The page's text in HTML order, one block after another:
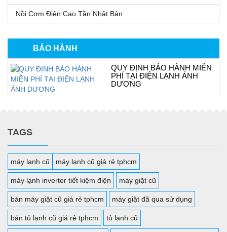
Nồi Cơm Điện Cao Tần Nhật Bản
BẢO HÀNH
QUY ĐỊNH BẢO HÀNH MIỄN
PHÍ TẠI ĐIỆN LẠNH ÁNH
DƯƠNG
TAGS
máy lạnh cũ máy lạnh cũ giá rẻ tphcm
máy lạnh inverter tiết kiệm điện máy giặt cũ
bán máy giặt cũ giá rẻ tphcm máy giặt đã qua sử dụng
bán tủ lạnh cũ giá rẻ tphcm tủ lạnh cũ